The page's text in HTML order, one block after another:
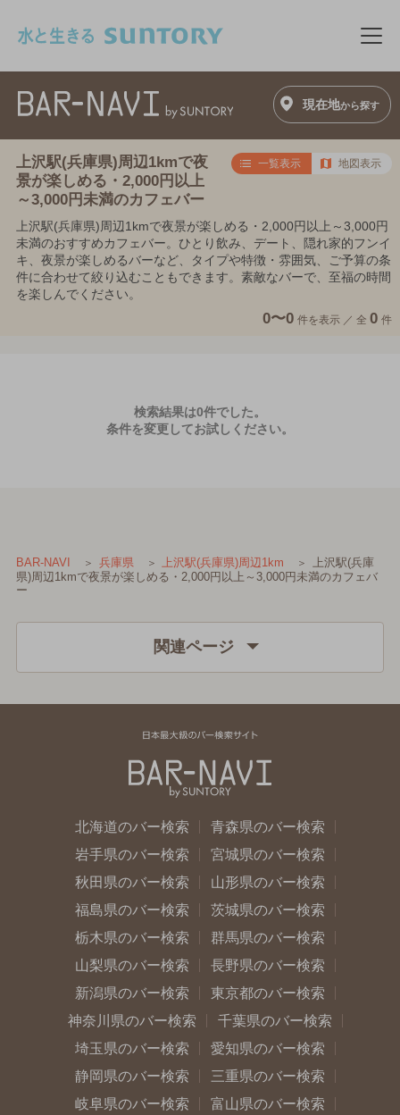
メ
現在地から探す
上沢駅(兵庫県)周辺1kmで夜
景が楽しめる・2,000円以上
～3,000円未満のカフェバー
一覧表示 地図表示
上沢駅(兵庫県)周辺1kmで夜景が楽しめる・2,000円以上～3,000円
未満のおすすめカフェバー。ひとり飲み、デート、隠れ家的フンイ
キ、夜景が楽しめるバーなど、タイプや特徴・雰囲気、ご予算の条
件に合わせて絞り込むこともできます。素敵なバーで、至福の時間
を楽しんでください。
0〜0 件を表示 ／ 全 0 件
検索結果は0件でした。
条件を変更してお試しください。
BAR-NAVI 兵庫県 上沢駅(兵庫県)周辺1km
上沢駅(兵庫
県)周辺1kmで夜景が楽しめる・2,000円以上～3,000円未満のカフェバ
ー
関連ページ
北海道のバー検索
青森県のバー検索
岩手県のバー検索
宮城県のバー検索
秋田県のバー検索
山形県のバー検索
福島県のバー検索
茨城県のバー検索
栃木県のバー検索
群馬県のバー検索
山梨県のバー検索
長野県のバー検索
新潟県のバー検索
東京都のバー検索
神奈川県のバー検索
千葉県のバー検索
埼玉県のバー検索
愛知県のバー検索
静岡県のバー検索
三重県のバー検索
岐阜県のバー検索
富山県のバー検索